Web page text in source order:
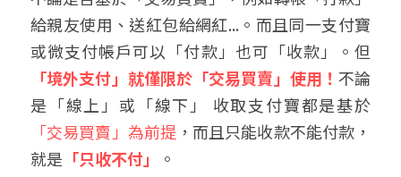
給親友使用、送紅包給網紅...。而且同一支付寶
或微支付帳戶可以「付款」也可「收款」。但
「境外支付」就僅限於「交易買賣」使用！ 不論
是「線上」或「線下」 收取支付寶都是基於
「交易買賣」為前提，而且只能收款不能付款，
就是 「只收不付」 。